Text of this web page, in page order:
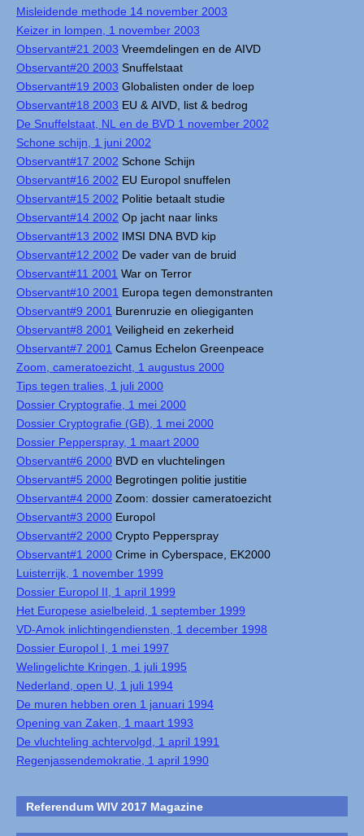
Misleidende methode 14 november 2003
Keizer in lompen, 1 november 2003
Observant#21 2003 Vreemdelingen en de AIVD
Observant#20 2003 Snuffelstaat
Observant#19 2003 Globalisten onder de loep
Observant#18 2003 EU & AIVD, list & bedrog
De Snuffelstaat, NL en de BVD 1 november 2002
Schone schijn, 1 juni 2002
Observant#17 2002 Schone Schijn
Observant#16 2002 EU Europol snuffelen
Observant#15 2002 Politie betaalt studie
Observant#14 2002 Op jacht naar links
Observant#13 2002 IMSI DNA BVD kip
Observant#12 2002 De vader van de bruid
Observant#11 2001 War on Terror
Observant#10 2001 Europa tegen demonstranten
Observant#9 2001 Burenruzie en oliegiganten
Observant#8 2001 Veiligheid en zekerheid
Observant#7 2001 Camus Echelon Greenpeace
Zoom, cameratoezicht, 1 augustus 2000
Tips tegen tralies, 1 juli 2000
Dossier Cryptografie, 1 mei 2000
Dossier Cryptografie (GB), 1 mei 2000
Dossier Pepperspray, 1 maart 2000
Observant#6 2000 BVD en vluchtelingen
Observant#5 2000 Begrotingen politie justitie
Observant#4 2000 Zoom: dossier cameratoezicht
Observant#3 2000 Europol
Observant#2 2000 Crypto Pepperspray
Observant#1 2000 Crime in Cyberspace, EK2000
Luisterrijk, 1 november 1999
Dossier Europol II, 1 april 1999
Het Europese asielbeleid, 1 september 1999
VD-Amok inlichtingendiensten, 1 december 1998
Dossier Europol I, 1 mei 1997
Welingelichte Kringen, 1 juli 1995
Nederland, open U, 1 juli 1994
De muren hebben oren 1 januari 1994
Opening van Zaken, 1 maart 1993
De vluchteling achtervolgd, 1 april 1991
Regenjassendemokratie, 1 april 1990
Referendum WIV 2017 Magazine